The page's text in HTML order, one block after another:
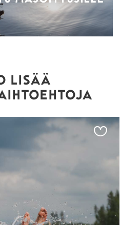
LISÄÄ